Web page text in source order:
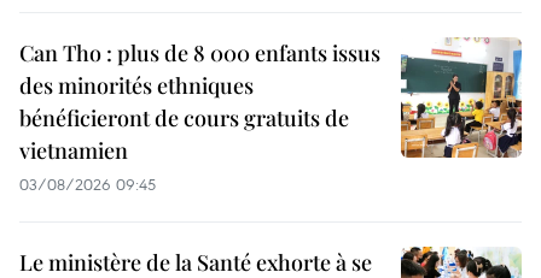
Can Tho : plus de 8 000 enfants issus
des minorités ethniques
bénéficieront de cours gratuits de
vietnamien
03/08/2026 09:45
Le ministère de la Santé exhorte à se